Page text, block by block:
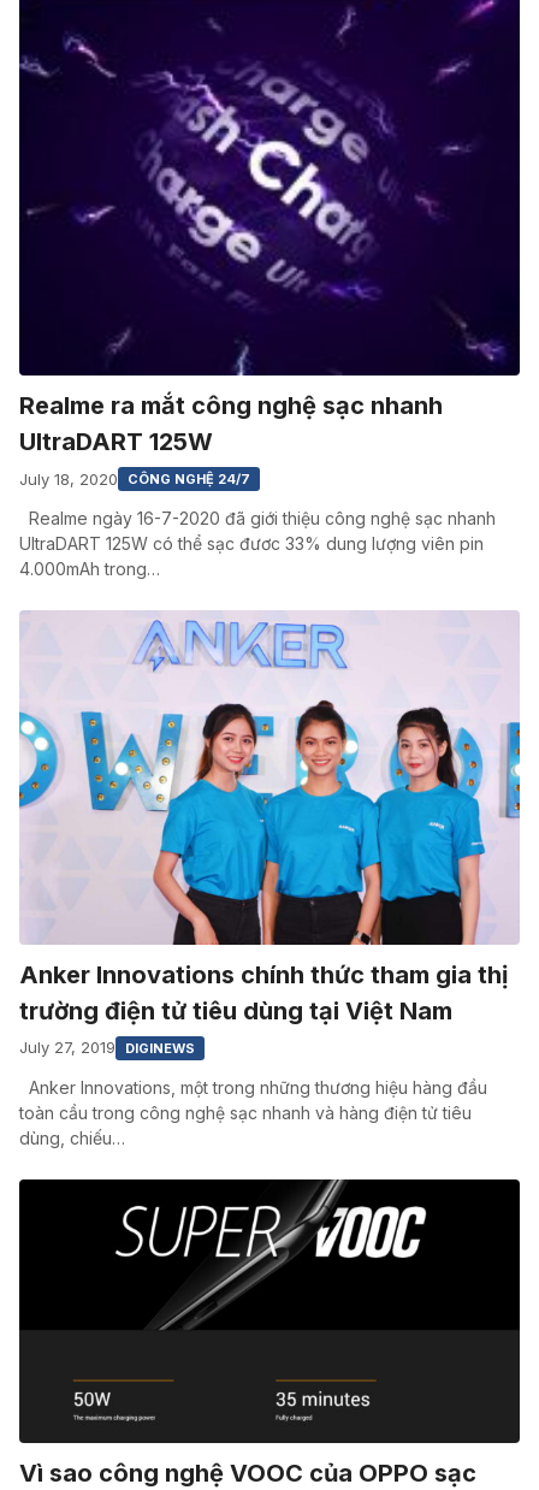
Realme ra mắt công nghệ sạc nhanh
UltraDART 125W
July 18, 2020 CÔNG NGHỆ 24/7
Realme ngày 16-7-2020 đã giới thiệu công nghệ sạc nhanh
UltraDART 125W có thể sạc đươc 33% dung lượng viên pin
4.000mAh trong…
Anker Innovations chính thức tham gia thị
trường điện tử tiêu dùng tại Việt Nam
July 27, 2019 DIGINEWS
Anker Innovations, một trong những thương hiệu hàng đầu
toàn cầu trong công nghệ sạc nhanh và hàng điện tử tiêu
dùng, chiếu…
Vì sao công nghệ VOOC của OPPO sạc